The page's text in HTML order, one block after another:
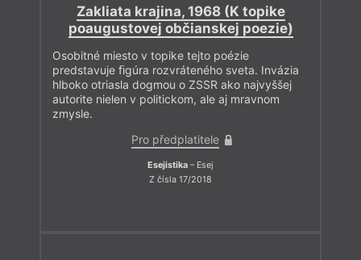
Zakliata krajina, 1968 (K topike
poaugustovej občianskej poezie)
Osobitné miesto v topike tejto poézie
predstavuje ﬁgúra rozvráteného sveta. Invázia
hlboko otriasla dogmou o ZSSR ako najvyššej
autorite nielen v politickom, ale aj mravnom
zmysle.
Pro předplatitele
Esejistika – Esej
Z čísla 17/2018